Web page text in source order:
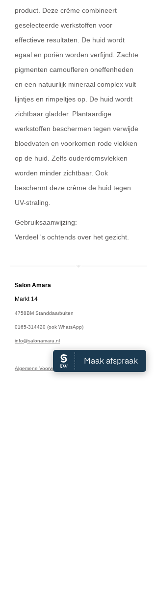
product. Deze crème combineert
geselecteerde werkstoffen voor
effectieve resultaten. De huid wordt
egaal en poriën worden verfijnd. Zachte
pigmenten camoufleren oneffenheden
en een natuurlijk mineraal complex vult
lijntjes en rimpeltjes op. De huid wordt
zichtbaar gladder. Plantaardige
werkstoffen beschermen tegen verwijde
bloedvaten en voorkomen rode vlekken
op de huid. Zelfs ouderdomsvlekken
worden minder zichtbaar. Ook
beschermt deze crème de huid tegen
UV-straling.
Gebruiksaanwijzing:
Verdeel 's ochtends over het gezicht.
Salon Amara
Markt 14
4758BM Standdaarbuiten
0165-314420 (ook WhatsApp)
info@salonamara.nl
Algemene Voorwaarden